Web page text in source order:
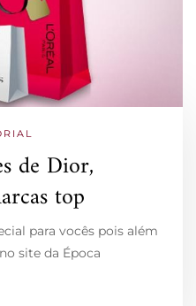
de Dior,
top
para vocês pois além
site da Época